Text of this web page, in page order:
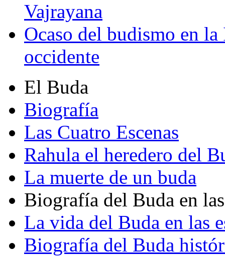
Vajrayana
Ocaso del budismo en
occidente
El Buda
Biografía
Las Cuatro Escenas
Rahula el heredero del
La muerte de un buda
Biografía del Buda en
La vida del Buda en las
Biografía del Buda